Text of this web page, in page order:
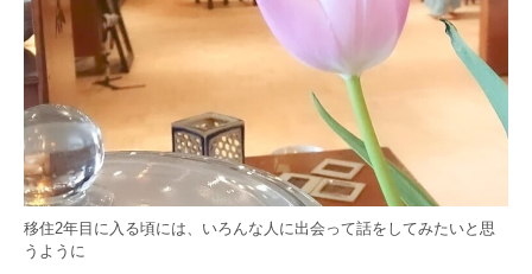
移住2年目に入る頃には、いろんな人に出会って話をしてみたいと思
うように